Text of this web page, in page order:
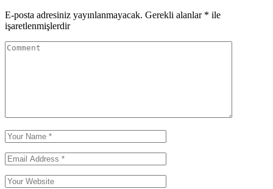
E-posta adresiniz yayınlanmayacak. Gerekli alanlar * ile
işaretlenmişlerdir